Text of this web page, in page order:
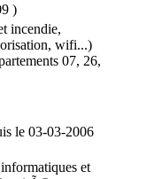
)
incendie,
wifi...)
07, 26,
le 03-03-2006
et